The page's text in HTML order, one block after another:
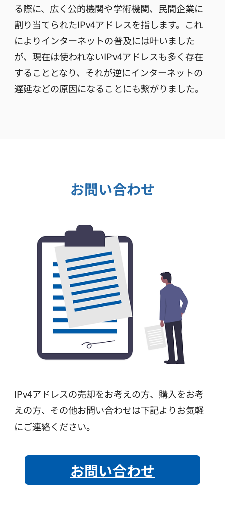
る際に、広く公的機関や学術機関、民間企業に
割り当てられたIPv4アドレスを指します。これ
によりインターネットの普及には叶いました
が、現在は使われないIPv4アドレスも多く存在
することとなり、それが逆にインターネットの
遅延などの原因になることにも繋がりました。
お問い合わせ
IPv4アドレスの売却をお考えの方、 購入をお考
えの方、その他お問い合わせは下記よりお気軽
にご連絡ください。
お問い合わせ